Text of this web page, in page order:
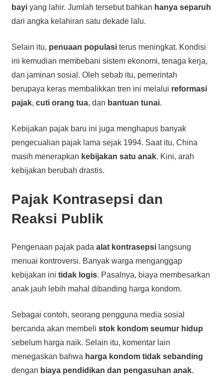
bayiyang lahir. Jumlah tersebut bahkan hanya separuh
dari angka kelahiran satu dekade lalu.
Selain itu, penuaan populasiterus meningkat. Kondisi
ini kemudian membebani sistem ekonomi, tenaga kerja,
dan jaminan sosial. Oleh sebab itu, pemerintah
berupaya keras membalikkan tren ini melalui reformasi
pajak, cuti orang tua, dan bantuan tunai.
Kebijakan pajak baru ini juga menghapus banyak
pengecualian pajak lama sejak 1994. Saat itu, China
masih menerapkan kebijakan satu anak. Kini, arah
kebijakan berubah drastis.
Pajak Kontrasepsi dan
Reaksi Publik
Pengenaan pajak pada alat kontrasepsilangsung
menuai kontroversi. Banyak warga menganggap
kebijakan ini tidak logis. Pasalnya, biaya membesarkan
anak jauh lebih mahal dibanding harga kondom.
Sebagai contoh, seorang pengguna media sosial
bercanda akan membeli stok kondom seumur hidup
sebelum harga naik. Selain itu, komentar lain
menegaskan bahwa harga kondom tidak sebanding
dengan biaya pendidikan dan pengasuhan anak.